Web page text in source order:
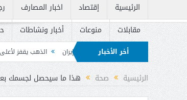
الرئيسية إقتصاد اخبار المصارف
مقابلات
منوعات أخبار ونشاطات
أخر الأخبارهرمز والتوترات مع إيران الذهب يقفز لأعلى مستوى منذ منتصف
وتدعو إلى سحبه
الرئيسية صحة هذا ما سيحصل لجسمك